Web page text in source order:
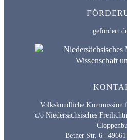
gefördert
Volkskundliche Kommission
c/o Niedersächsisches
Bether Str. 6 |